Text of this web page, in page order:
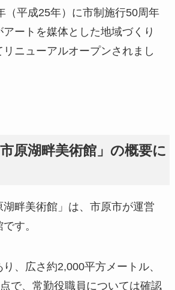
（平成25年）に市制施行50周年
ートを媒体とした地域づくり
ニューアルオープンされまし
原湖畔美術館」の概要に
畔美術館」は、市原市が運営
す。
、広さ約2,000平方メートル、
で、常勤役職員については確認